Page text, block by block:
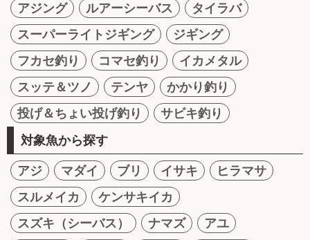
アジング
ルアーシーバス
タイラバ
スーパーライトジギング
ジギング
フカセ釣り
コマセ釣り
イカメタル
スッテ＆ツノ
テンヤ
かかり釣り
投げ＆ちょい投げ釣り
サビキ釣り
対象魚から探す
アジ マダイ ブリ イサキ
ヒラマサ
スルメイカ
ケンサキイカ
スズキ（シーバス）
ナマズ
アユ